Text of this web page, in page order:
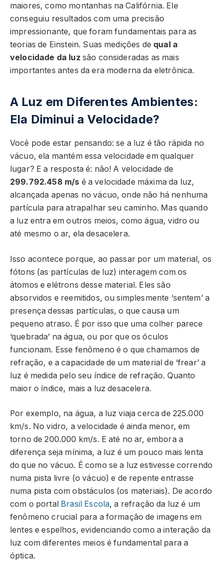
maiores, como montanhas na Califórnia. Ele
conseguiu resultados com uma precisão
impressionante, que foram fundamentais para as
teorias de Einstein. Suas medições de qual a
velocidade da luz são consideradas as mais
importantes antes da era moderna da eletrônica.
A Luz em Diferentes Ambientes:
Ela Diminui a Velocidade?
Você pode estar pensando: se a luz é tão rápida no
vácuo, ela mantém essa velocidade em qualquer
lugar? E a resposta é: não! A velocidade de
299.792.458 m/s é a velocidade máxima da luz,
alcançada apenas no vácuo, onde não há nenhuma
partícula para atrapalhar seu caminho. Mas quando
a luz entra em outros meios, como água, vidro ou
até mesmo o ar, ela desacelera.
Isso acontece porque, ao passar por um material, os
fótons (as partículas de luz) interagem com os
átomos e elétrons desse material. Eles são
absorvidos e reemitidos, ou simplesmente ‘sentem’ a
presença dessas partículas, o que causa um
pequeno atraso. É por isso que uma colher parece
‘quebrada’ na água, ou por que os óculos
funcionam. Esse fenômeno é o que chamamos de
refração, e a capacidade de um material de ‘frear’ a
luz é medida pelo seu índice de refração. Quanto
maior o índice, mais a luz desacelera.
Por exemplo, na água, a luz viaja cerca de 225.000
km/s. No vidro, a velocidade é ainda menor, em
torno de 200.000 km/s. E até no ar, embora a
diferença seja mínima, a luz é um pouco mais lenta
do que no vácuo. É como se a luz estivesse correndo
numa pista livre (o vácuo) e de repente entrasse
numa pista com obstáculos (os materiais). De acordo
com o portal
Brasil Escola, a refração da luz é um
fenômeno crucial para a formação de imagens em
lentes e espelhos, evidenciando como a interação da
luz com diferentes meios é fundamental para a
óptica.